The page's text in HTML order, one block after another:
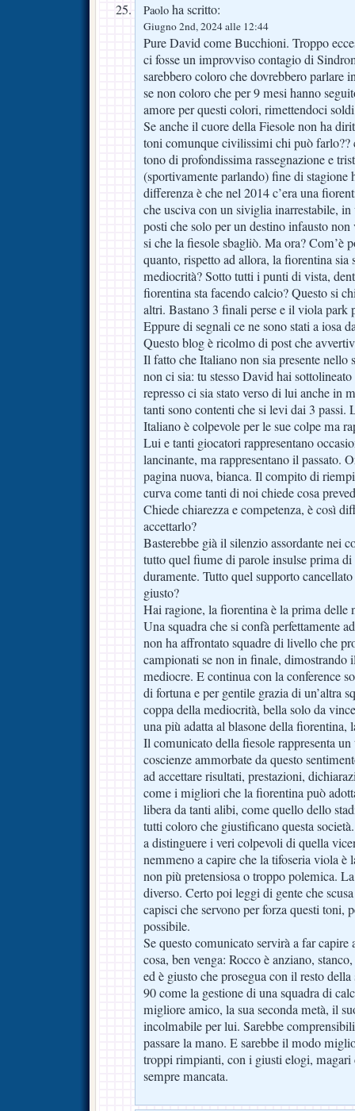
Paolo ha scritto:
Giugno 2nd, 2024 alle 12:44
Pure David come Bucchioni. Troppo
ci fosse un improvviso contagio di
sarebbero coloro che dovrebbero parlare
se non coloro che per 9 mesi hanno
amore per questi colori, rimettendoci
Se anche il cuore della Fiesole non ha
toni comunque civilissimi chi può farlo??
tono di profondissima rassegnazione e
(sportivamente parlando) fine di stagione
differenza è che nel 2014 c’era una
che usciva con un siviglia inarrestabile,
posti che solo per un destino infausto
si che la fiesole sbagliò. Ma ora? Com’è
quanto, rispetto ad allora, la fiorentina sia
mediocrità? Sotto tutti i punti di vista,
fiorentina sta facendo calcio? Questo si
altri. Bastano 3 finali perse e il viola park
Eppure di segnali ce ne sono stati a iosa
Questo blog è ricolmo di post che
Il fatto che Italiano non sia presente nello
non ci sia: tu stesso David hai
represso ci sia stato verso di lui anche in
tanti sono contenti che si levi dai 3 passi.
Italiano è colpevole per le sue colpe ma
Lui e tanti giocatori rappresentano
lancinante, ma rappresentano il passato.
pagina nuova, bianca. Il compito di
curva come tanti di noi chiede cosa
Chiede chiarezza e competenza, è così
accettarlo?
Basterebbe già il silenzio assordante nei
tutto quel fiume di parole insulse prima di
duramente. Tutto quel supporto
giusto?
Hai ragione, la fiorentina è la prima
Una squadra che si confà perfettamente
non ha affrontato squadre di livello che
campionati se non in finale, dimostrando
mediocre. E continua con la conference
di fortuna e per gentile grazia di un’altra
coppa della mediocrità, bella solo da
una più adatta al blasone della fiorentina,
Il comunicato della fiesole rappresenta
coscienze ammorbate da questo
ad accettare risultati, prestazioni,
come i migliori che la fiorentina può
libera da tanti alibi, come quello dello
tutti coloro che giustificano questa
a distinguere i veri colpevoli di quella
nemmeno a capire che la tifoseria viola è
non più pretensiosa o troppo polemica.
diverso. Certo poi leggi di gente che
capisci che servono per forza questi toni,
possibile.
Se questo comunicato servirà a far
cosa, ben venga: Rocco è anziano,
ed è giusto che prosegua con il resto
90 come la gestione di una squadra di
migliore amico, la sua seconda metà, il
incolmabile per lui. Sarebbe
passare la mano. E sarebbe il modo
troppi rimpianti, con i giusti elogi, magari
sempre mancata.